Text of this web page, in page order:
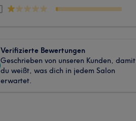
Verifizierte Bewertungen
Geschrieben von unseren Kunden, damit
du weißt, was dich in jedem Salon
erwartet.